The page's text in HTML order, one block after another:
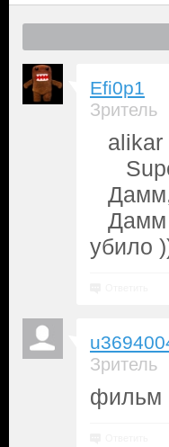
Efi0p1
Зритель
alikar
Дамм
убило
Зритель
фильм